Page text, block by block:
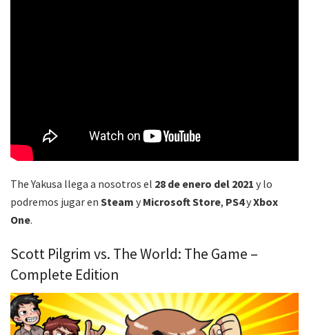
The Yakusa llega a nosotros el 28 de enero del 2021 y lo
podremos jugar en Steam y Microsoft Store, PS4yXbox
One.
Scott Pilgrim vs. The World: The Game –
Complete Edition